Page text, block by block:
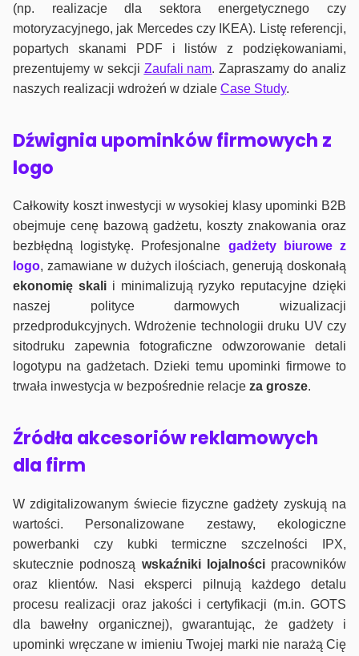
(np. realizacje dla sektora energetycznego czy
motoryzacyjnego, jak Mercedes czy IKEA). Listę referencji,
popartych skanami PDF i listów z podziękowaniami,
prezentujemy w sekcji Zaufali nam. Zapraszamy do analiz
naszych realizacji wdrożeń w dziale Case Study.
Dźwignia upominków firmowych z
logo
Całkowity koszt inwestycji w wysokiej klasy upominki B2B
obejmuje cenę bazową gadżetu, koszty znakowania oraz
bezbłędną logistykę. Profesjonalne gadżety biurowe z
logo, zamawiane w dużych ilościach, generują doskonałą
ekonomię skalii minimalizują ryzyko reputacyjne dzięki
naszej polityce darmowych wizualizacji
przedprodukcyjnych. Wdrożenie technologii druku UV czy
sitodruku zapewnia fotograficzne odwzorowanie detali
logotypu na gadżetach. Dzieki temu upominki firmowe to
trwała inwestycja w bezpośrednie relacje za grosze.
Źródła akcesoriów reklamowych
dla firm
W zdigitalizowanym świecie fizyczne gadżety zyskują na
wartości. Personalizowane zestawy, ekologiczne
powerbanki czy kubki termiczne szczelności IPX,
skutecznie podnoszą wskaźniki lojalnościpracowników
oraz klientów. Nasi eksperci pilnują każdego detalu
procesu realizacji oraz jakości i certyfikacji (m.in. GOTS
dla bawełny organicznej), gwarantując, że gadżety i
upominki wręczane w imieniu Twojej marki nie narażą Cię